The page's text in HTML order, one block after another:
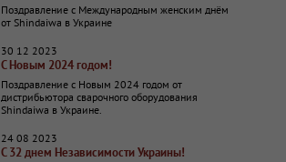
Поздравление с Международным женским днём
от Shindaiwa в Украине
30 12 2023
C Новым 2024 годом!
Поздравление с Новым 2024 годом от
дистрибьютора сварочного оборудования
Shindaiwa в Украине.
24 08 2023
С 32 днем Независимости Украины!